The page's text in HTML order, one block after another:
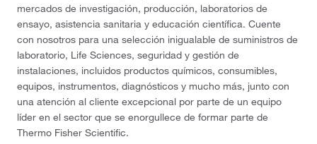
mercados de investigación, producción, laboratorios de
ensayo, asistencia sanitaria y educación científica. Cuente
con nosotros para una selección inigualable de suministros de
laboratorio, Life Sciences, seguridad y gestión de
instalaciones, incluidos productos químicos, consumibles,
equipos, instrumentos, diagnósticos y mucho más, junto con
una atención al cliente excepcional por parte de un equipo
líder en el sector que se enorgullece de formar parte de
Thermo Fisher Scientific.